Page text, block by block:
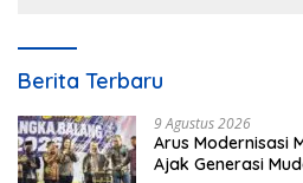
Berita Terbaru
9 Agustus 2026
Arus Modernisasi
Ajak Generasi